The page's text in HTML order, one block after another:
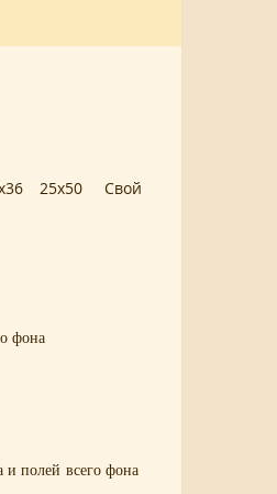
25x50 Свой
фона
и полей всего фона